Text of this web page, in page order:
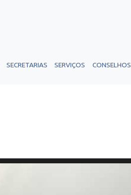
SECRETARIAS SERVIÇOS CONSELHOS